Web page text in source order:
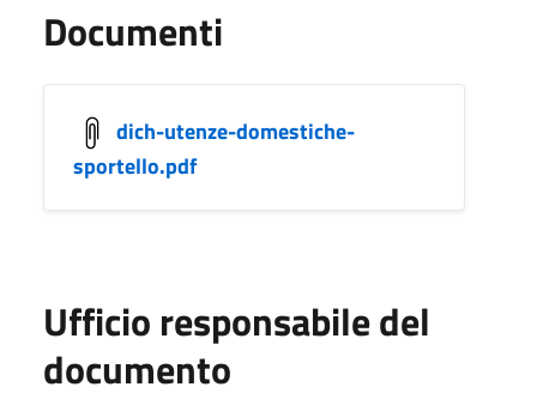
Documenti
dich-utenze-domestiche-
sportello.pdf
Ufficio responsabile del
documento